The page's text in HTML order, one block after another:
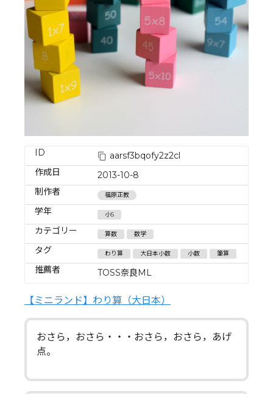
ID
aarsf3bqofy2z2cl
作成日
2013-10-8
制作者
福原正教
学年 小5
カテゴリー 算数 数学
タグ わり算 大日本小数 小数 筆算
推薦者 TOSS奈良ML
【ミニランド】わり算（大日本）
おさら，おさら・・・おさら，おさら，あげ
点。